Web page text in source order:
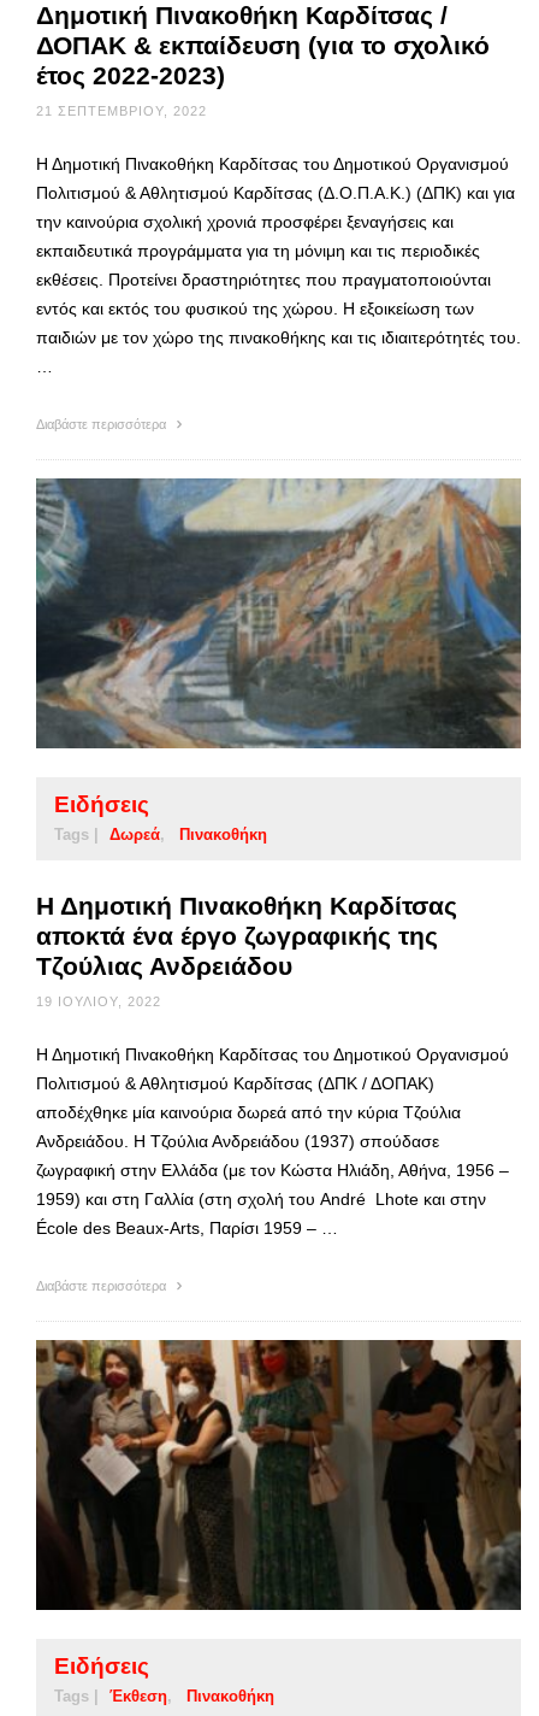
Δημοτική Πινακοθήκη Καρδίτσας /
ΔΟΠΑΚ & εκπαίδευση (για το σχολικό
έτος 2022-2023)
21 ΣΕΠΤΕΜΒΡΊΟΥ, 2022
Η Δημοτική Πινακοθήκη Καρδίτσας του Δημοτικού Οργανισμού
Πολιτισμού & Αθλητισμού Καρδίτσας (Δ.Ο.Π.Α.Κ.) (ΔΠΚ) και για
την καινούρια σχολική χρονιά προσφέρει ξεναγήσεις και
εκπαιδευτικά προγράμματα για τη μόνιμη και τις περιοδικές
εκθέσεις. Προτείνει δραστηριότητες που πραγματοποιούνται
εντός και εκτός του φυσικού της χώρου. Η εξοικείωση των
παιδιών με τον χώρο της πινακοθήκης και τις ιδιαιτερότητές του.
Διαβάστε περισσότερα
Ειδήσεις
Tags | Δωρεά Πινακοθήκη
Η Δημοτική Πινακοθήκη Καρδίτσας
αποκτά ένα έργο ζωγραφικής της
Τζούλιας Ανδρειάδου
19 ΙΟΥΛΊΟΥ, 2022
Η Δημοτική Πινακοθήκη Καρδίτσας του Δημοτικού Οργανισμού
Πολιτισμού & Αθλητισμού Καρδίτσας (ΔΠΚ / ΔΟΠΑΚ)
αποδέχθηκε μία καινούρια δωρεά από την κύρια Τζούλια
Ανδρειάδου. Η Τζούλια Ανδρειάδου (1937) σπούδασε
ζωγραφική στην Ελλάδα (με τον Κώστα Ηλιάδη, Αθήνα, 1956 –
1959) και στη Γαλλία (στη σχολή του André Lhote και στην
École des Beaux-Arts, Παρίσι 1959 – …
Διαβάστε περισσότερα
Ειδήσεις
Tags | Έκθεση Πινακοθήκη